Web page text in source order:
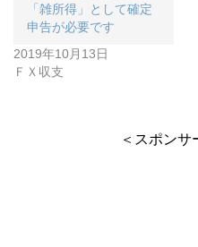
「雑所得」として確定
申告が必要です
2019年10月13日
ＦＸ収支
＜スポンサ